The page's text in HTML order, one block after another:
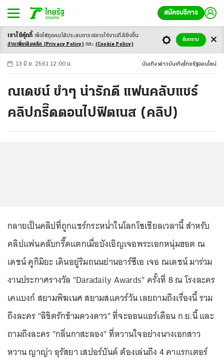
สมัครบริการ
-ก ก ก+
13 มิ.ย. 2561 12:00 น. บันเทิง ข่าวบันเทิง ไทยรัฐออนไลน์
ณเดชน์ ขำๆ น่ารักดี แฟนคลับแชร์
คลิปกรี๊ดตอนไปฟิตเนส (คลิป)
กลายเป็นคลิปที่ถูกแชร์กระหน่ำในโลกโซเชียลเวลานี้ สำหรับ
คลิปแฟนคลับกรี๊ดแตกเมื่อบังเอิญเจอพระเอกหนุ่มฮอต ณ
เดชน์ คูกิมิยะ เดินอยู่ริมถนนย่านอาร์ซีเอ เจอ ณเดชน์ มาร่วม
งานประกาศรางวัล "Daradaily Awards" ครั้งที่ 8 ณ โรงละคร
เคแบงก์ สยามพิฆเนศ สยามสแควร์วัน เลยถามถึงเรื่องนี้ รวม
ถึงละคร "ลิขิตรักข้ามดวงดาว" ที่จะออนแอร์เดือน ก.ย.นี้ และ
ถามถึงละคร "กลิ่นกาสะลอง" ที่หวานใจอย่างนางเอกสาว
หวาน ญาญ่า อุรัสยา เสปอร์บันด์ ต้องเล่นถึง 4 คาแรกเตอร์
เราใช้คุ้กกี้ เพื่อให้ทุกคนได้ประสบการณ์การใช้งานที่ดียิ่งขึ้น
อ่านเพิ่มเติมคลิก (Privacy Policy) และ (Cookie Policy)
รับทราบ